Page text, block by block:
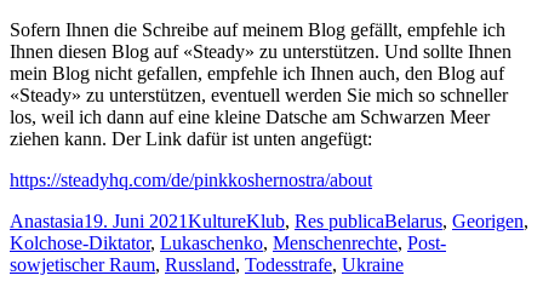
Sofern Ihnen die Schreibe auf meinem Blog gefällt, empfehle ich
Ihnen diesen Blog auf «Steady» zu unterstützen. Und sollte Ihnen
mein Blog nicht gefallen, empfehle ich Ihnen auch, den Blog auf
«Steady» zu unterstützen, eventuell werden Sie mich so schneller
los, weil ich dann auf eine kleine Datsche am Schwarzen Meer
ziehen kann. Der Link dafür ist unten angefügt:
https://steadyhq.com/de/pinkkoshernostra/about
Autor
AnastasiaVeröffentlicht
am
19. Juni 2021Kategorien
KultureKlub, Res publicaSchlagwörter
Belarus, Georigen,
Kolchose-Diktator, Lukaschenko, Menschenrechte, Post-
sowjetischer Raum, Russland, Todesstrafe, Ukraine